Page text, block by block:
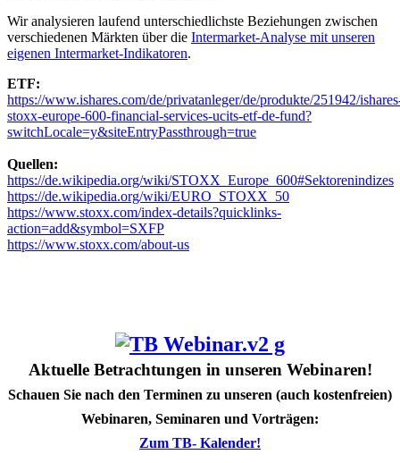
Wir analysieren laufend unterschiedlichste Beziehungen zwischen
verschiedenen Märkten über die Intermarket-Analyse mit unseren
eigenen Intermarket-Indikatoren.
ETF:
https://www.ishares.com/de/privatanleger/de/produkte/251942/
stoxx-europe-600-financial-services-ucits-etf-de-fund?
switchLocale=y&siteEntryPassthrough=true
Quellen:
https://de.wikipedia.org/wiki/STOXX_Europe_600#Sektorenindizes
https://de.wikipedia.org/wiki/EURO_STOXX_50
https://www.stoxx.com/index-details?quicklinks-
action=add&symbol=SXFP
https://www.stoxx.com/about-us
Aktuelle Betrachtungen in unseren Webinaren!
Schauen Sie nach den Terminen zu unseren (auch kostenfreien)
Webinaren, Seminaren und Vorträgen:
Zum TB- Kalender!